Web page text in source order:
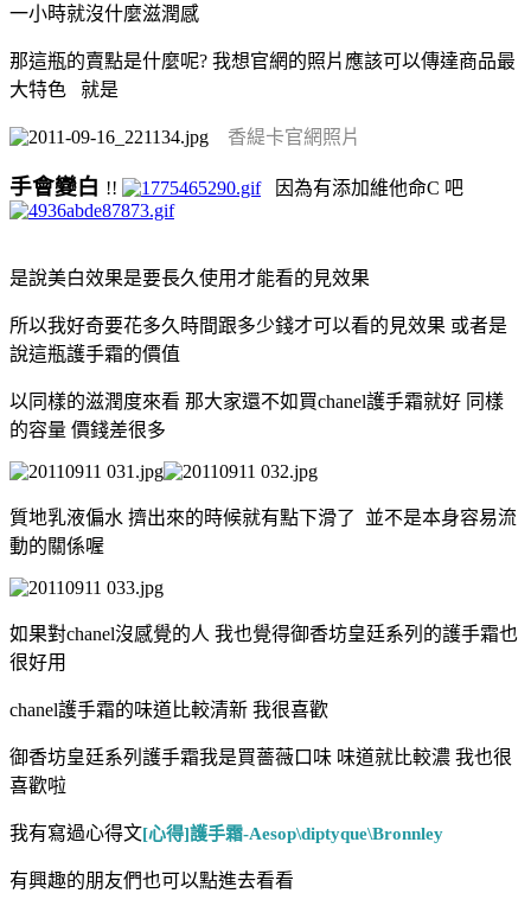
一小時就沒什麼滋潤感
那這瓶的賣點是什麼呢? 我想官網的照片應該可以傳達商品最
大特色 就是
香緹卡官網照片
手會變白 !! 因為有添加維他命C 吧
是說美白效果是要長久使用才能看的見效果
所以我好奇要花多久時間跟多少錢才可以看的見效果 或者是
說這瓶護手霜的價值
以同樣的滋潤度來看 那大家還不如買chanel護手霜就好 同樣
的容量 價錢差很多
質地乳液偏水 擠出來的時候就有點下滑了 並不是本身容易流
動的關係喔
如果對chanel沒感覺的人 我也覺得御香坊皇廷系列的護手霜也
很好用
chanel護手霜的味道比較清新 我很喜歡
御香坊皇廷系列護手霜我是買薔薇口味 味道就比較濃 我也很
喜歡啦
我有寫過心得文[心得]護手霜-Aesop\diptyque\Bronnley
有興趣的朋友們也可以點進去看看